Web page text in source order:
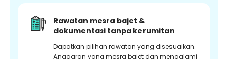
Rawatan mesra bajet &
dokumentasi tanpa kerumitan
Dapatkan pilihan rawatan yang disesuaikan.
Anggaran yang mesra bajet dan mengalami